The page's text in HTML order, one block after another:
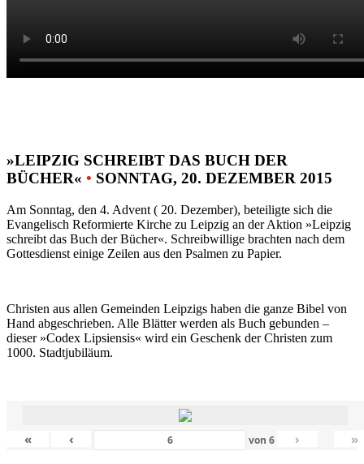
»LEIPZIG SCHREIBT DAS BUCH DER
BÜCHER« • SONNTAG, 20. DEZEMBER 2015
Am Sonntag, den 4. Advent ( 20. Dezember), beteiligte sich die
Evangelisch Reformierte Kirche zu Leipzig an der Aktion »Leipzig
schreibt das Buch der Bücher«. Schreibwillige brachten nach dem
Gottesdienst einige Zeilen aus den Psalmen zu Papier.
Christen aus allen Gemeinden Leipzigs haben die ganze Bibel von
Hand abgeschrieben. Alle Blätter werden als Buch gebunden –
dieser »Codex Lipsiensis« wird ein Geschenk der Christen zum
1000. Stadtjubiläum.
« ‹ von6 › »